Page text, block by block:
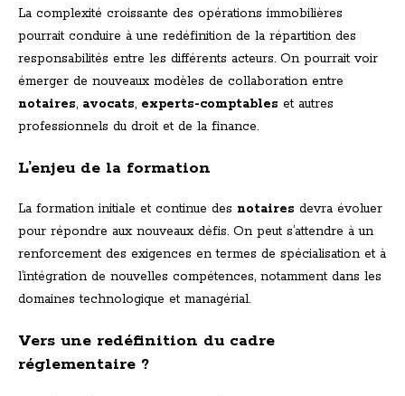
La complexité croissante des opérations immobilières
pourrait conduire à une redéfinition de la répartition des
responsabilités entre les différents acteurs. On pourrait voir
émerger de nouveaux modèles de collaboration entre
notaires, avocats, experts-comptables et autres
professionnels du droit et de la finance.
L’enjeu de la formation
La formation initiale et continue des notaires devra évoluer
pour répondre aux nouveaux défis. On peut s’attendre à un
renforcement des exigences en termes de spécialisation et à
l’intégration de nouvelles compétences, notamment dans les
domaines technologique et managérial.
Vers une redéfinition du cadre
réglementaire ?